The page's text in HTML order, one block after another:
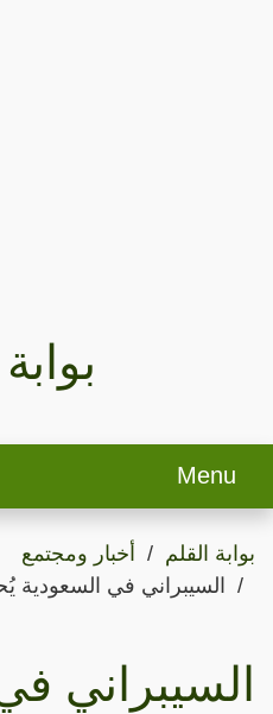
Menu
بوابة القلم
أخبار ومجتمع
السيبراني في السعودية
السيبراني